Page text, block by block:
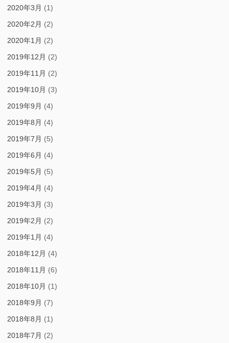
2020年3月 (1)
2020年2月 (2)
2020年1月 (2)
2019年12月 (2)
2019年11月 (2)
2019年10月 (3)
2019年9月 (4)
2019年8月 (4)
2019年7月 (5)
2019年6月 (4)
2019年5月 (5)
2019年4月 (4)
2019年3月 (3)
2019年2月 (2)
2019年1月 (4)
2018年12月 (4)
2018年11月 (6)
2018年10月 (1)
2018年9月 (7)
2018年8月 (1)
2018年7月 (2)